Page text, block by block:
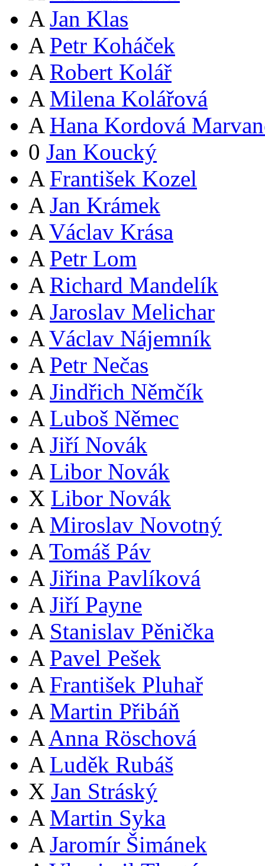
A Jan Klas
A Petr Koháček
A Robert Kolář
A Milena Kolářová
A Hana Kordová
0 Jan Koucký
A František Kozel
A Jan Krámek
A Václav Krása
A Petr Lom
A Richard Mandelík
A Jaroslav Melichar
A Václav Nájemník
A Petr Nečas
A Jindřich Němčík
A Luboš Němec
A Jiří Novák
A Libor Novák
X Libor Novák
A Miroslav Novotný
A Tomáš Páv
A Jiřina Pavlíková
A Jiří Payne
A Stanislav Pěnička
A Pavel Pešek
A František Pluhař
A Martin Přibáň
A Anna Röschová
A Luděk Rubáš
X Jan Stráský
A Martin Syka
A Jaromír Šimánek